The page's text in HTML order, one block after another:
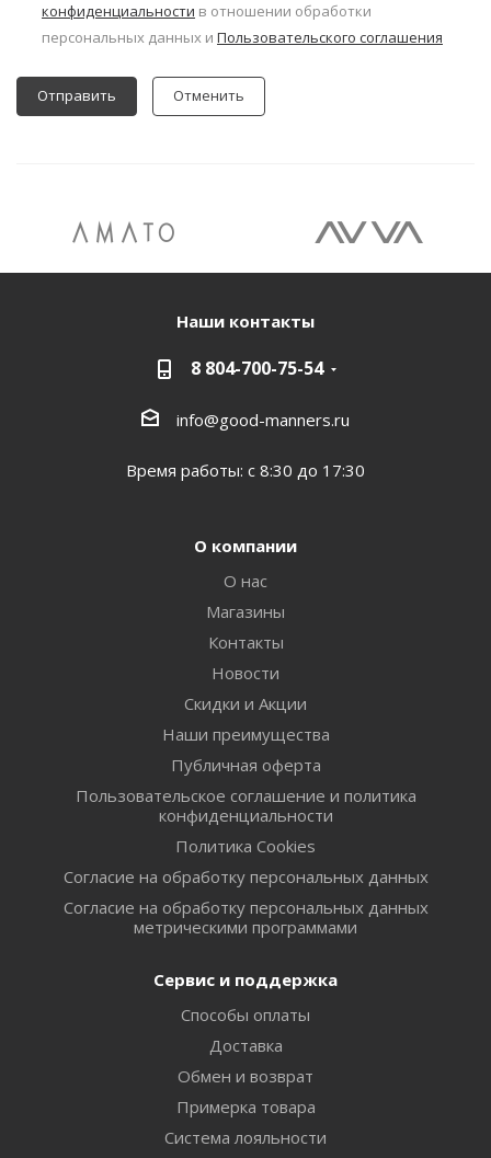
конфиденциальности в отношении обработки
персональных данных и Пользовательского соглашения
Отменить
Наши контакты
8 804-700-75-54
info@good-manners.ru
Время работы: с 8:30 до 17:30
О компании
О нас
Магазины
Контакты
Новости
Скидки и Акции
Наши преимущества
Публичная оферта
Пользовательское соглашение и политика
конфиденциальности
Политика Cookies
Согласие на обработку персональных данных
Согласие на обработку персональных данных
метрическими программами
Сервис и поддержка
Способы оплаты
Доставка
Обмен и возврат
Примерка товара
Система лояльности